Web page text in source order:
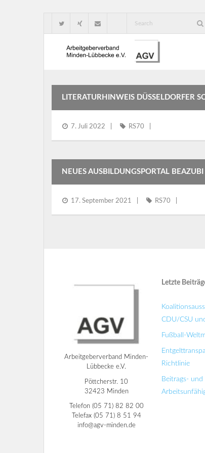
LITERATURHINWEIS DÜSSELDORFER
7. Juli 2022 RS70
NEUES AUSBILDUNGSPORTAL
17. September 2021 RS70
Arbeitgeberverband Minden-
Lübbecke e.V.
Pöttcherstr. 10
32423 Minden
Telefon (05 71) 82 82 00
Telefax (05 71) 8 51 94
info@agv-minden.de
Letzte
CDU/CSU
Fußball-
Richtlinie
Beitrags-